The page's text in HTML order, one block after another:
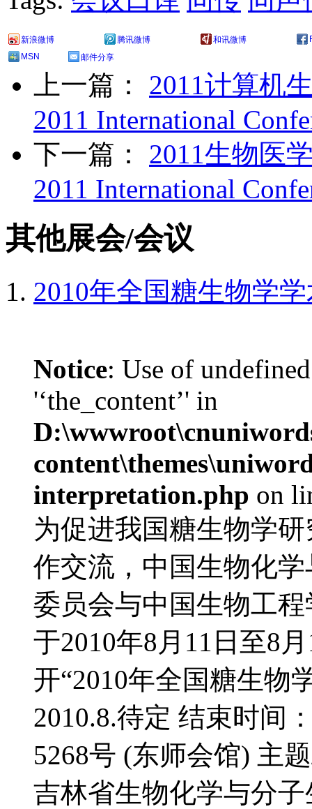
新浪微博 腾讯微博 和讯微博
MSN
邮件分享
上一篇： 2011计算机
2011 International
下一篇： 2011生物医
2011 International
其他展会/会议
2010年全国糖生物学
Notice: Use of
'‘the_content’' in
interpretation.php on
为促进我国糖生物学
作交流，中国生物化
委员会与中国生物工
于2010年8月11日至8
开“2010年全国糖生物
2010.8.待定 结束时间
5268号 (东师会馆) 主
吉林省生物化学与分